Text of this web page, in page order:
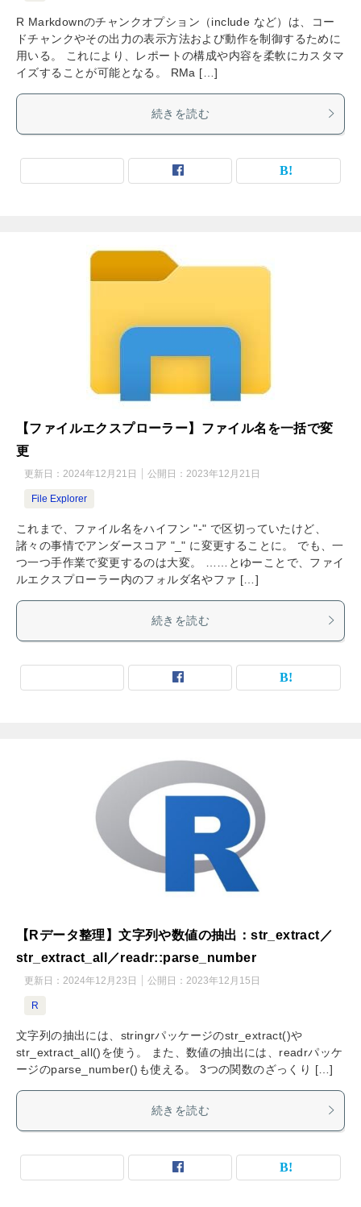
R Markdownのチャンクオプション（include など）は、コー
ドチャンクやその出力の表示方法および動作を制御するために
用いる。 これにより、レポートの構成や内容を柔軟にカスタマ
イズすることが可能となる。 RMa […]
続きを読む
【ファイルエクスプローラー】ファイル名を一括で変
更
更新日： 2024年12月21日 公開日： 2023年12月21日
File Explorer
これまで、ファイル名をハイフン "-" で区切っていたけど、
諸々の事情でアンダースコア "_" に変更することに。 でも、一
つ一つ手作業で変更するのは大変。 ……とゆーことで、ファイ
ルエクスプローラー内のフォルダ名やファ […]
続きを読む
【Rデータ整理】文字列や数値の抽出：str_extract／
str_extract_all／readr::parse_number
更新日： 2024年12月23日 公開日： 2023年12月15日
R
文字列の抽出には、stringrパッケージのstr_extract()や
str_extract_all()を使う。 また、数値の抽出には、readrパッケ
ージのparse_number()も使える。 3つの関数のざっくり […]
続きを読む